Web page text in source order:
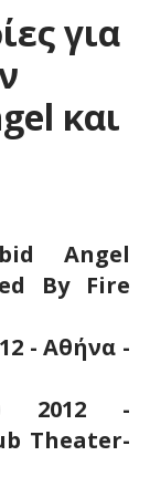
για
και
Angel
By Fire
- Αθήνα -
2012 -
Theater-